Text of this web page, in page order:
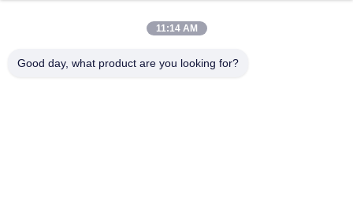
Tianan, Nancheng-District, Dongguan-Stad, de Provincie
11:14 AM
Good day, what product are you looking for?